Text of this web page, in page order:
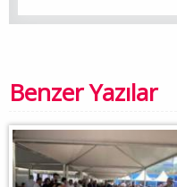
Benzer Yazılar